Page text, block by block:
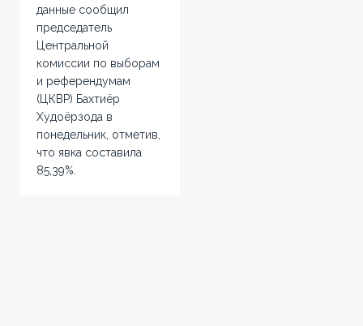
данные сообщил
председатель
Центральной
комиссии по выборам
и референдумам
(ЦКВР) Бахтиёр
Худоёрзода в
понедельник, отметив,
что явка составила
85,39%.